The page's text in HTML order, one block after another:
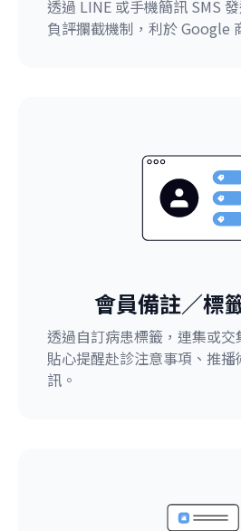
透過 LINE 或手機簡訊 SMS
負評攔截機制，利於 Google
會員備註／標
透過自訂病患標籤，連集或交
貼心提醒赴診注意事項、推
訊。